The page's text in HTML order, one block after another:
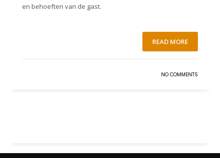
en behoeften van de gast.
READ MORE
NO COMMENTS